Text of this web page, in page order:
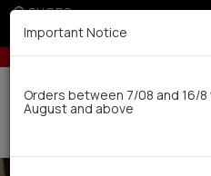
SHOPS
for non EU
Delivery in 7-9
Important Notice
Orders between 7/08 and 16/
August and above